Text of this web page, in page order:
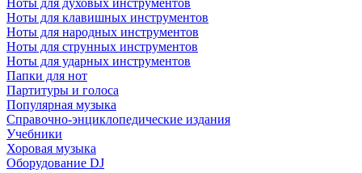
Ноты для духовых инструментов
Ноты для клавишных инструментов
Ноты для народных инструментов
Ноты для струнных инструментов
Ноты для ударных инструментов
Папки для нот
Партитуры и голоса
Популярная музыка
Справочно-энциклопедические издания
Учебники
Хоровая музыка
Оборудование DJ